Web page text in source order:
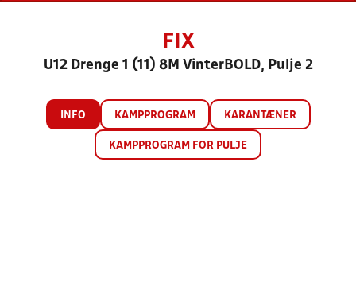
FIX
U12 Drenge 1 (11) 8M VinterBOLD, Pulje 2
INFO KAMPPROGRAM KARANTÆNER
KAMPPROGRAM FOR PULJE